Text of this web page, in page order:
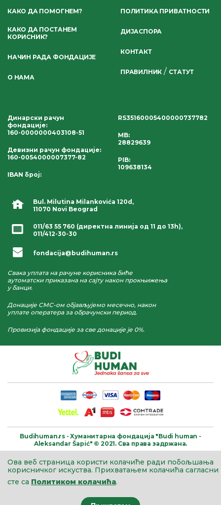
Bul. Milutina Milankovića 120d,
11070 Novi Beograd
011/63 55 760 (директна линија од 11 до 13h),
011/412-30-30
fondacija@budihuman.rs
Свака уплата на рачуне корисника биће
аутоматски приказана на сајту након прокњижења
у банци.
Донације СМС-ом објављујемо месечно, након
уплате оператера за обрачунски период.
Провизија фондације за све донације је 0%.
КАКО ДА ПОМОГНЕМ?
КАКО ДА ПОСТАНЕМ
КОРИСНИК?
НАЧИН РАДА ФОНДАЦИЈЕ
О НАМА
ПОЛИТИКА ПРИВАТНОСТИ
ДИЈАСПОРА
КОНТАКТ
ПРАВИЛНИК / СТАТУТ
Динарски рачун
фондације:
160-0000000403108-51
Девизни рачун фондације:
160-0054000007377-82
IBAN број:
RS35160005400000737782
MB:
28829639
PIB:
109638134
Budihuman.rs -Хуманитарна фондација "Budi human -
Aleksandar Šapić" © 2021. Сва права задржана.
Ова веб страница користи колачиће ради побољшања
корисничког искуства. Прихватањем колачића сагласни
сте са Политиком колачића.